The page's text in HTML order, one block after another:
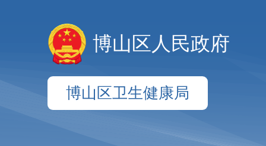
博山区人民政府
博山区卫生健康局